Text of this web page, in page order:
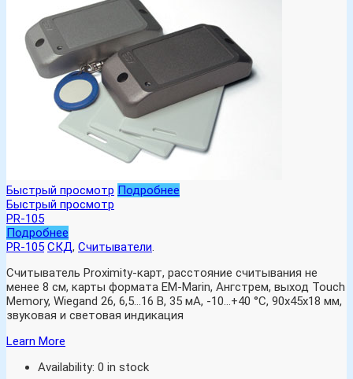
Быстрый просмотр Подробнее
Быстрый просмотр
PR-105
Подробнее
PR-105 СКД, Считыватели.
Считыватель Proximity-карт, расстояние считывания не
менее 8 см, карты формата EM-Marin, Ангстрем, выход Touch
Memory, Wiegand 26, 6,5…16 В, 35 мА, -10…+40 °C, 90х45х18 мм,
звуковая и световая индикация
Learn More
Availability: 0 in stock